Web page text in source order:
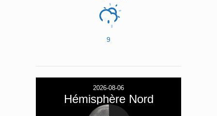
9
2026-08-06
Hémisphère Nord